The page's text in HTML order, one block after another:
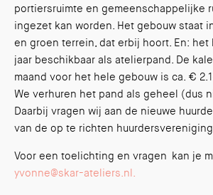
portiersruimte en gemeenschappelijke
ingezet kan worden. Het gebouw staat
en groen terrein, dat erbij hoort. En:
jaar beschikbaar als atelierpand. De
maand voor het hele gebouw is ca. €
We verhuren het pand als geheel (dus
Daarbij vragen wij aan de nieuwe
van de op te richten
Voor een toelichting en vragen kan je
yvonne@skar-ateliers.nl.